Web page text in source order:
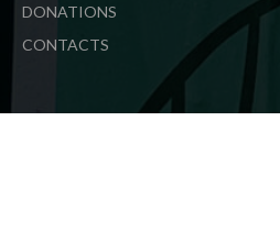
DONATIONS
CONTACTS